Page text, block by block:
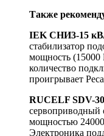
Также
IEK СНИ3-15
стабилизатор
мощность (15000
количество
проигрывает
RUCELF SDV-
сервоприводный
мощностью
Электроника